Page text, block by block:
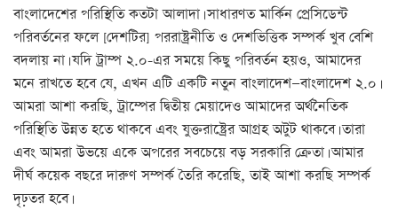
বাংলাদেশের পরিস্থিতি কতটা আলাদা। সাধারণত মার্কিন প্রেসিডেন্ট
পরিবর্তনের ফলে [দেশটির] পররাষ্ট্রনীতি ও দেশভিত্তিক সম্পর্ক খুব বেশি
বদলায় না। যদি ট্রাম্প ২.০-এর সময়ে কিছু পরিবর্তন হয়ও, আমাদের
মনে রাখতে হবে যে, এখন এটি একটি নতুন বাংলাদেশ—বাংলাদেশ ২.০।
আমরা আশা করছি, ট্রাম্পের দ্বিতীয় মেয়াদেও আমাদের অর্থনৈতিক
পরিস্থিতি উন্নত হতে থাকবে এবং যুক্তরাষ্ট্রের আগ্রহ অটুট থাকবে। তারা
এবং আমরা উভয়ে একে অপরের সবচেয়ে বড় সরকারি ক্রেতা। আমার
দীর্ঘ কয়েক বছরে দারুণ সম্পর্ক তৈরি করেছি, তাই আশা করছি সম্পর্ক
দৃঢ়তর হবে।